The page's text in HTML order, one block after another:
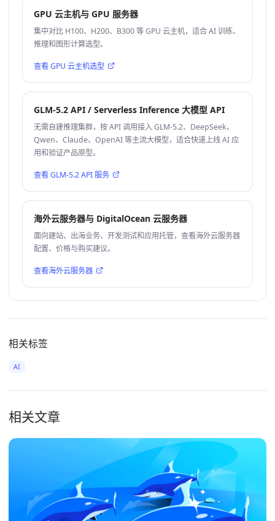
GPU 云主机与 GPU 服务器
集中对比 H100、H200、B300 等 GPU 云主机，适合 AI 训练、
推理和图形计算选型。
查看 GPU 云主机选型
GLM-5.2 API / Serverless Inference 大模型 API
无需自建推理集群，按 API 调用接入 GLM-5.2、DeepSeek、
Qwen、Claude、OpenAI 等主流大模型，适合快速上线 AI 应
用和验证产品原型。
查看 GLM-5.2 API 服务
海外云服务器与 DigitalOcean 云服务器
面向建站、出海业务、开发测试和应用托管，查看海外云服务器
配置、价格与购买建议。
查看海外云服务器
相关标签
AI
相关文章